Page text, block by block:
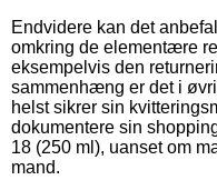
Endvidere kan det
omkring de elementære
eksempelvis den
sammenhæng er det i
helst sikrer sin
dokumentere sin
18 (250 ml), uanset om
mand.